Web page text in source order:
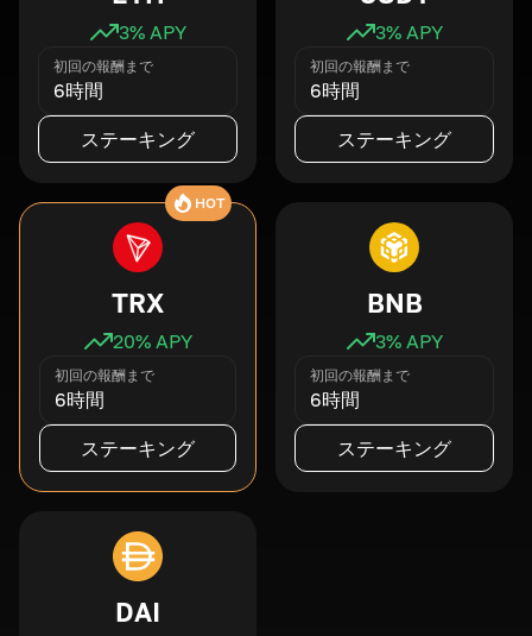
3% APY
初回の報酬まで
6時間
ステーキング
3% APY
初回の報酬まで
6時間
ステーキング
HOT
TRX
20% APY
初回の報酬まで
6時間
ステーキング
BNB
3% APY
初回の報酬まで
6時間
ステーキング
DAI